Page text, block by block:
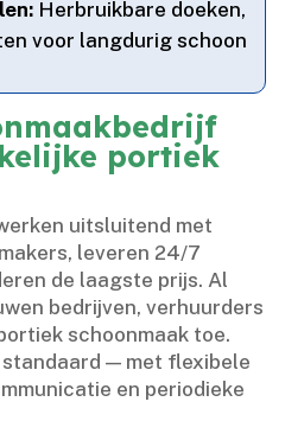
Herbruikbare doeken,
voor langdurig schoon
portiek
uitsluitend met
leveren 24/7
de laagste prijs.​ Al
bedrijven, verhuurders
schoonmaak toe.​
standaard — met flexibele
en periodieke